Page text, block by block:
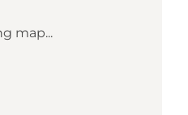
map...